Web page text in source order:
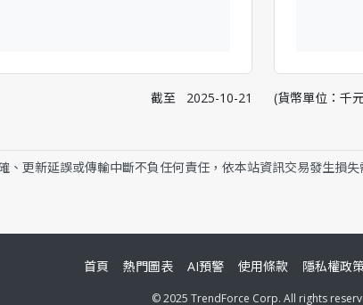
截至 2025-10-21 (貨幣單位：千
更新延誤或傳輸中斷不負任何責任，依本站資訊交易發生損失
首頁 熱門圖表 AI預警 使用條款 隱私權政
© 2025 TrendForce Corp. All rights